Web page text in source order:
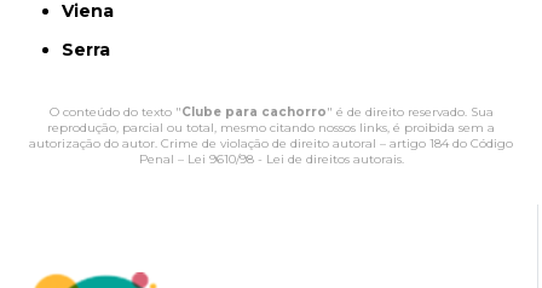
Viena
Serra
O conteúdo do texto "Clube para cachorro" é de direito reservado. Sua
reprodução, parcial ou total, mesmo citando nossos links, é proibida sem a
autorização do autor. Crime de violação de direito autoral – artigo 184 do Código
Penal – Lei 9610/98 - Lei de direitos autorais.